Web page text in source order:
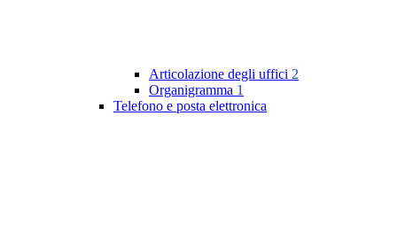
Articolazione degli uffici 2
Organigramma 1
Telefono e posta elettronica